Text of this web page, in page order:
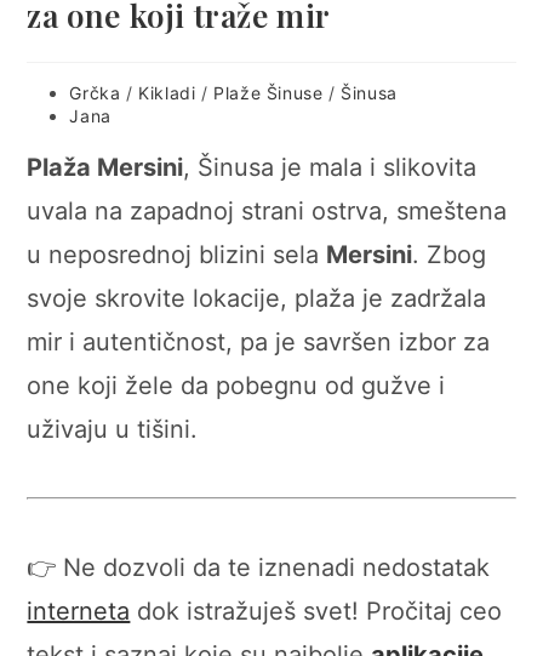
za one koji traže mir
Post
category:
Grčka / Kikladi / Plaže Šinuse / Šinusa
Post
Jana
Plaža Mersini, Šinusa je mala i slikovita
uvala na zapadnoj strani ostrva, smeštena
u neposrednoj blizini sela Mersini. Zbog
svoje skrovite lokacije, plaža je zadržala
mir i autentičnost, pa je savršen izbor za
one koji žele da pobegnu od gužve i
uživaju u tišini.
👉 Ne dozvoli da te iznenadi nedostatak
interneta dok istražuješ svet! Pročitaj ceo